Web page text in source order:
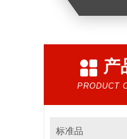
产
PRODUCT
标准品